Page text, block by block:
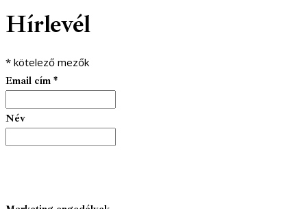
Hírlevél
* kötelező mezők
Email cím *
Név